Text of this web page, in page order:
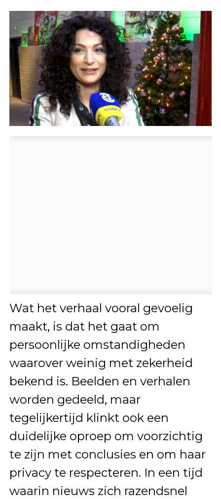
Wat het verhaal vooral gevoelig
maakt, is dat het gaat om
persoonlijke omstandigheden
waarover weinig met zekerheid
bekend is. Beelden en verhalen
worden gedeeld, maar
tegelijkertijd klinkt ook een
duidelijke oproep om voorzichtig
te zijn met conclusies en om haar
privacy te respecteren. In een tijd
waarin nieuws zich razendsnel